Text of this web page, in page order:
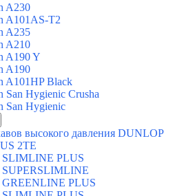
A230
A101AS-T2
A235
A210
A190 Y
A190
A101HP Black
Hygienic Crusha
San Hygienic
высокого давления DUNLOP
2TE
PLUS
PLUS